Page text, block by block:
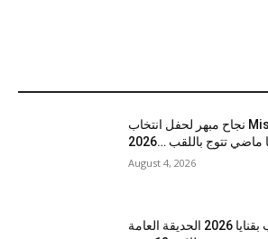
نجاح مبهر لحفل انتخاب Miss Natural Beauty
ورينا ماضي تتوج باللقب
August 4, 2026
مهرجان جل الديب بقنايا 2026 الحديقة العامة